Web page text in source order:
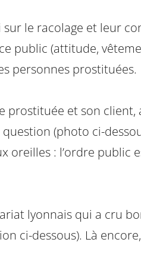
le racolage et leur
public (attitude,
personnes prostituées.
prostituée et son client,
(photo ci-
: l’ordre public
lyonnais qui a cru
ci-dessous). Là